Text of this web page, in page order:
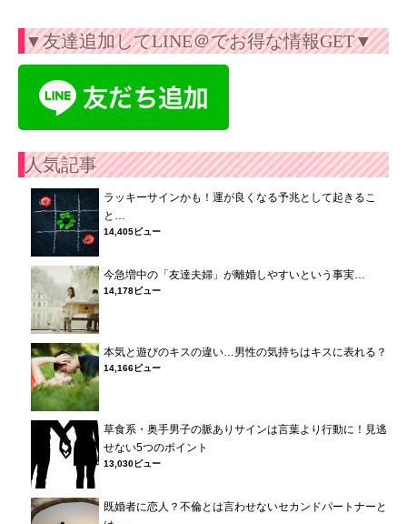
▼友達追加してLINE＠でお得な情報GET▼
人気記事
ラッキーサインかも！運が良くなる予兆として起きるこ
と…
14,405ビュー
今急増中の「友達夫婦」が離婚しやすいという事実…
14,178ビュー
本気と遊びのキスの違い…男性の気持ちはキスに表れる？
14,166ビュー
草食系・奥手男子の脈ありサインは言葉より行動に！見逃
せない5つのポイント
13,030ビュー
既婚者に恋人？不倫とは言わせないセカンドパートナーと